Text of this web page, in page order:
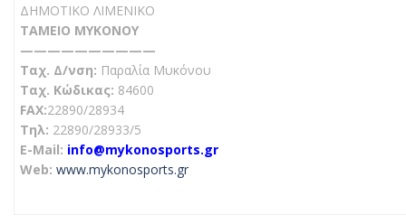
ΔΗΜΟΤΙΚΟ ΛΙΜΕΝΙΚΟ
ΤΑΜΕΙΟ ΜΥΚΟΝΟΥ
——————————
Ταχ. Δ/νση: Παραλία Μυκόνου
Tαχ. Κώδικας: 84600
FAX:22890/28934
Τηλ: 22890/28933/5
E-Mail: info@mykonosports.gr
Web:www.mykonosports.gr